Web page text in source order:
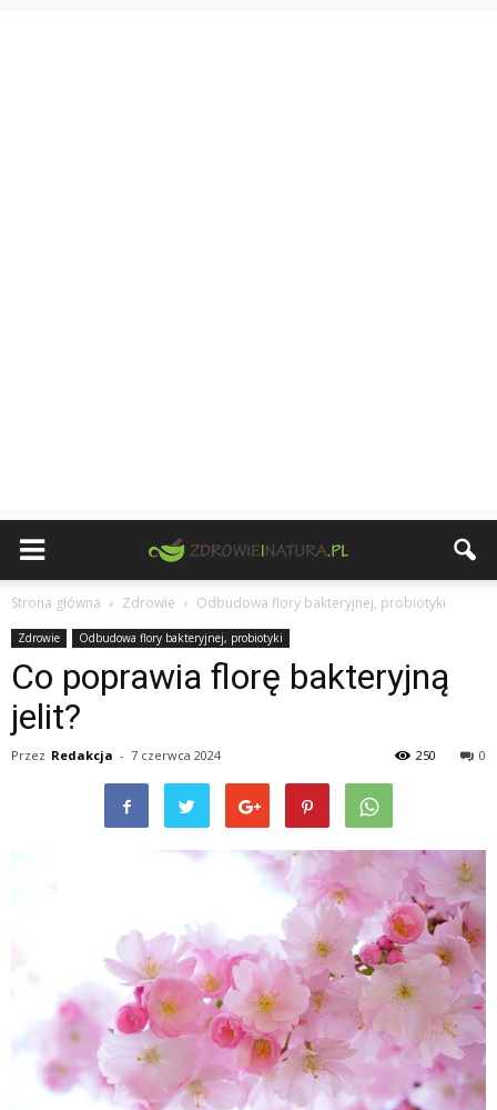
Strona główna Zdrowie Odbudowa flory bakteryjnej, probiotyki
Zdrowie Odbudowa flory bakteryjnej, probiotyki
Co poprawia florę bakteryjną
jelit?
Przez Redakcja - 7 czerwca 2024 0
250